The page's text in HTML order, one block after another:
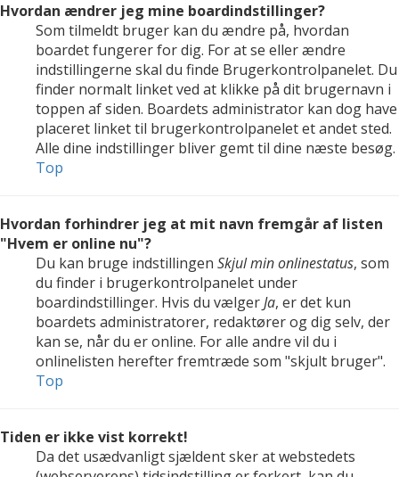
Hvordan ændrer jeg mine boardindstillinger?
Som tilmeldt bruger kan du ændre på, hvordan
boardet fungerer for dig. For at se eller ændre
indstillingerne skal du finde Brugerkontrolpanelet. Du
finder normalt linket ved at klikke på dit brugernavn i
toppen af siden. Boardets administrator kan dog have
placeret linket til brugerkontrolpanelet et andet sted.
Alle dine indstillinger bliver gemt til dine næste besøg.
Top
Hvordan forhindrer jeg at mit navn fremgår af listen
"Hvem er online nu"?
Du kan bruge indstillingen Skjul min onlinestatus, som
du finder i brugerkontrolpanelet under
boardindstillinger. Hvis du vælgerJa, er det kun
boardets administratorer, redaktører og dig selv, der
kan se, når du er online. For alle andre vil du i
onlinelisten herefter fremtræde som "skjult bruger".
Top
Tiden er ikke vist korrekt!
Da det usædvanligt sjældent sker at webstedets